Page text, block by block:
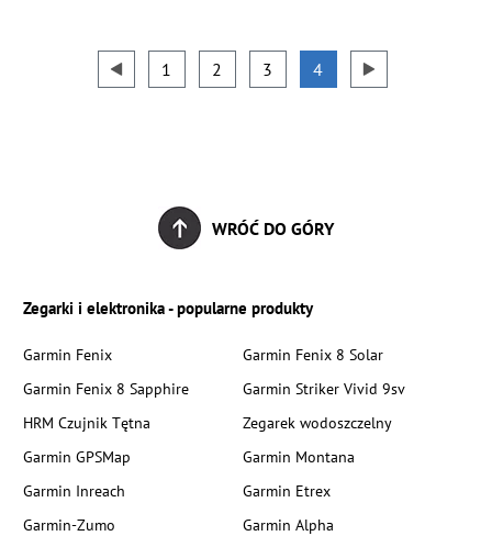
1 2 3 4
WRÓĆ DO GÓRY
Zegarki i elektronika - popularne produkty
Garmin Fenix
Garmin Fenix 8 Solar
Garmin Fenix 8 Sapphire
Garmin Striker Vivid 9sv
HRM Czujnik Tętna
Zegarek wodoszczelny
Garmin GPSMap
Garmin Montana
Garmin Inreach
Garmin Etrex
Garmin-Zumo
Garmin Alpha